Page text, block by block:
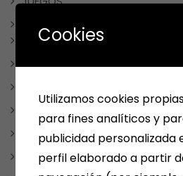
CUADERNOS DE VACACIONES
LIBROS DE COCINA
LIBROS INFANTILES Y JUVENILES
LITERATURA FANTÁSTICA
LITERATURA ROMÁNTICA
Cookies
Utilizamos cookies
para fines analíticos y
publicidad personalizada
perfil elaborado a partir